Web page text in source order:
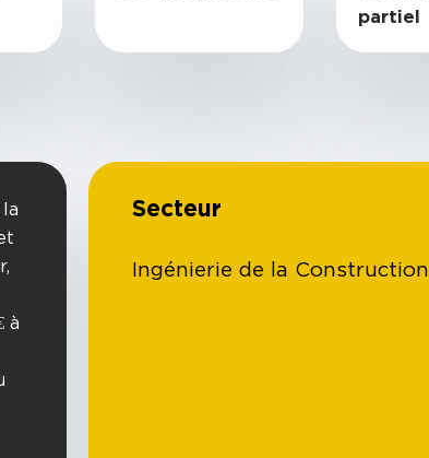
partiel
à
Secteur
Ingénierie de la Construction